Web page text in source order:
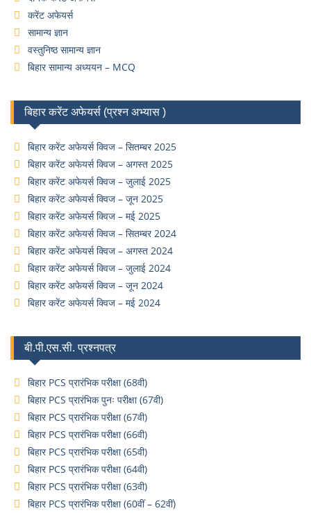
करेंट अफेयर्स
सामान्य ज्ञान
वस्तुनिष्ठ सामान्य ज्ञान
बिहार सामान्य अध्ययन – MCQ
बिहार करेंट अफेयर्स (प्रश्न अभ्यास )
बिहार करेंट अफेयर्स क्विज – सितम्बर 2025
बिहार करेंट अफेयर्स क्विज – अगस्त 2025
बिहार करेंट अफेयर्स क्विज – जुलाई 2025
बिहार करेंट अफेयर्स क्विज – जून 2025
बिहार करेंट अफेयर्स क्विज – मई 2025
बिहार करेंट अफेयर्स क्विज – सितम्बर 2024
बिहार करेंट अफेयर्स क्विज – अगस्त 2024
बिहार करेंट अफेयर्स क्विज – जुलाई 2024
बिहार करेंट अफेयर्स क्विज – जून 2024
बिहार करेंट अफेयर्स क्विज – मई 2024
बी.पी.एस.सी. प्रश्नपत्र
बिहार PCS प्रारंभिक परीक्षा (68वी)
बिहार PCS प्रारंभिक पुनः परीक्षा (67वी)
बिहार PCS प्रारंभिक परीक्षा (67वी)
बिहार PCS प्रारंभिक परीक्षा (66वी)
बिहार PCS प्रारंभिक परीक्षा (65वी)
बिहार PCS प्रारंभिक परीक्षा (64वी)
बिहार PCS प्रारंभिक परीक्षा (63वी)
बिहार PCS प्रारंभिक परीक्षा (60वीं – 62वीं)